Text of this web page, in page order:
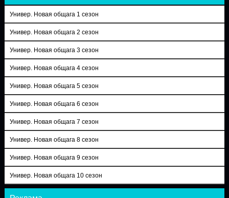
Универ. Новая общага 1 сезон
Универ. Новая общага 2 сезон
Универ. Новая общага 3 сезон
Универ. Новая общага 4 сезон
Универ. Новая общага 5 сезон
Универ. Новая общага 6 сезон
Универ. Новая общага 7 сезон
Универ. Новая общага 8 сезон
Универ. Новая общага 9 сезон
Универ. Новая общага 10 сезон